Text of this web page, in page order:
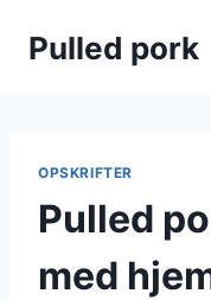
Pulled pork
OPSKRIFTER
Pulled
med